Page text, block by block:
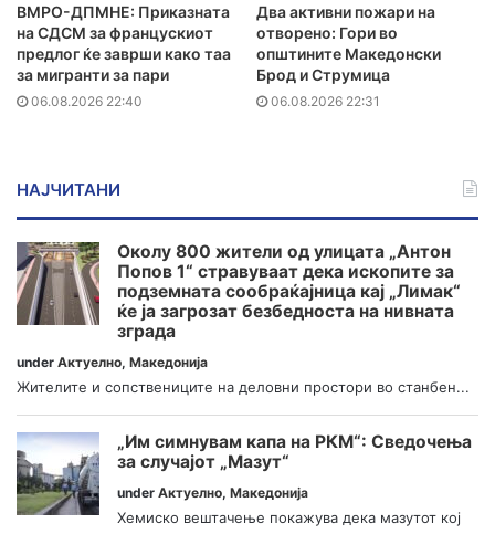
ВМРО-ДПМНЕ: Приказната
на СДСМ за францускиот
предлог ќе заврши како таа
за мигранти за пари
06.08.2026 22:40
Два активни пожари на
отворено: Гори во
општините Македонски
Брод и Струмица
06.08.2026 22:31
НАЈЧИТАНИ
Околу 800 жители од улицата „Антон
Попов 1“ стравуваат дека ископите за
подземната сообраќајница кај „Лимак“
ќе ја загрозат безбедноста на нивната
зграда
under Актуелно, Македонија
Жителите и сопствениците на деловни простори во станбен...
„Им симнувам капа на РКМ“: Сведочења
за случајот „Мазут“
under Актуелно, Македонија
Хемиско вештачење покажува дека мазутот кој